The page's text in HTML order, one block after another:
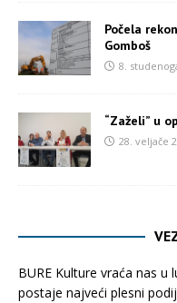
Počela
Gomboš
8.
“Zaželi” u
28. veljače
BURE Kulture vraća nas
postaje najveći plesni